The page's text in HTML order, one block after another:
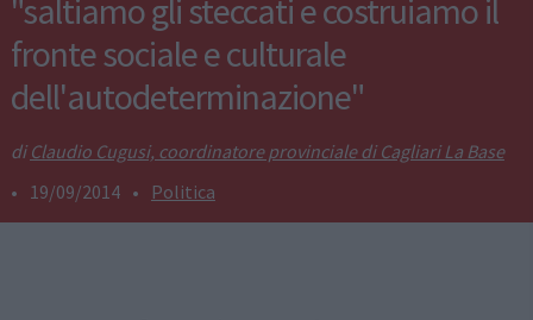
"saltiamo gli steccati e costruiamo il
fronte sociale e culturale
dell'autodeterminazione"
Claudio Cugusi, coordinatore provinciale di Cagliari La Base
•
19/09/2014 • Politica